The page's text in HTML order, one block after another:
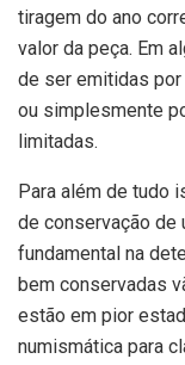
tiragem do ano
valor da peça. Em
de ser emitidas
ou simplesmente
limitadas.
Para além de tudo
de conservação de
fundamental na
bem conservadas
estão em pior
numismática para